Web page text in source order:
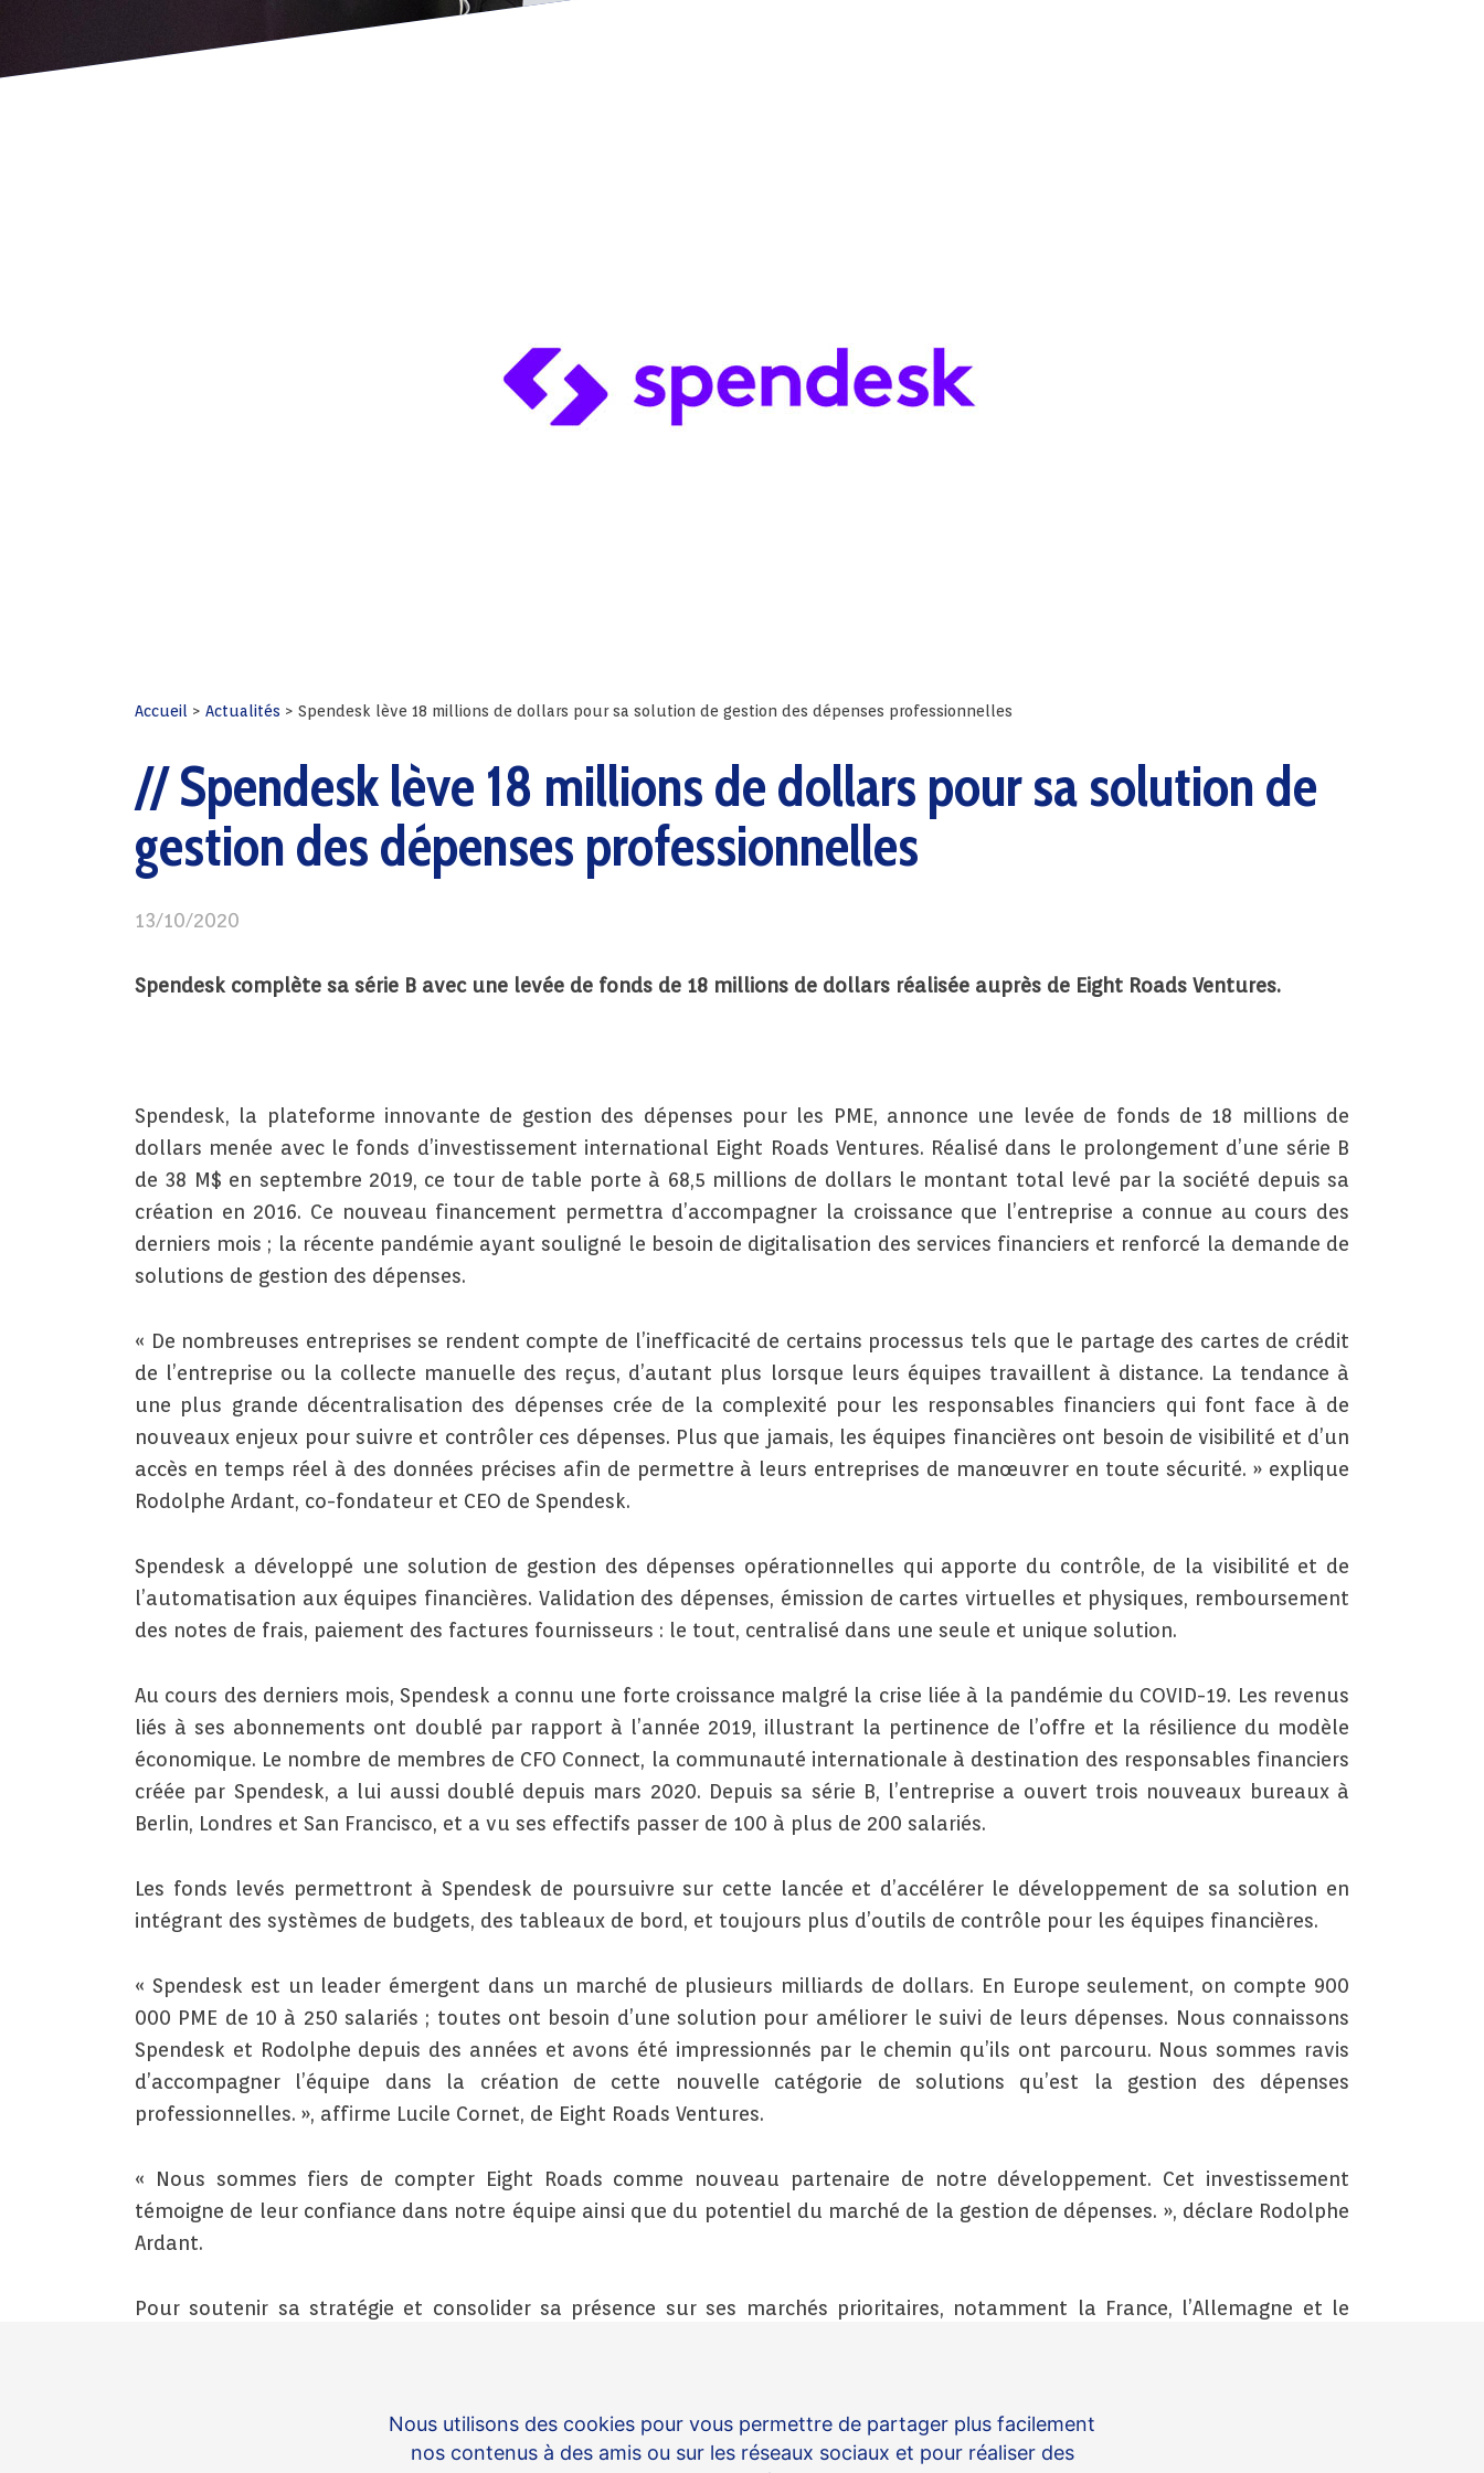
Accueil > Actualités > Spendesk lève 18 millions de dollars pour sa solution de gestion des dépenses professionnelles
Spendesk lève 18 millions de dollars pour sa solution de
gestion des dépenses professionnelles
13/10/2020
Spendesk complète sa série B avec une levée de fonds de 18 millions de dollars réalisée auprès de Eight Roads Ventures.
Spendesk, la plateforme innovante de gestion des dépenses pour les PME, annonce une levée de fonds de 18 millions de
dollars menée avec le fonds d’investissement international Eight Roads Ventures. Réalisé dans le prolongement d’une série B
de 38 M$ en septembre 2019, ce tour de table porte à 68,5 millions de dollars le montant total levé par la société depuis sa
création en 2016. Ce nouveau financement permettra d’accompagner la croissance que l’entreprise a connue au cours des
derniers mois ; la récente pandémie ayant souligné le besoin de digitalisation des services financiers et renforcé la demande de
solutions de gestion des dépenses.
« De nombreuses entreprises se rendent compte de l’inefficacité de certains processus tels que le partage des cartes de crédit
de l’entreprise ou la collecte manuelle des reçus, d’autant plus lorsque leurs équipes travaillent à distance. La tendance à
une plus grande décentralisation des dépenses crée de la complexité pour les responsables financiers qui font face à de
nouveaux enjeux pour suivre et contrôler ces dépenses. Plus que jamais, les équipes financières ont besoin de visibilité et d’un
accès en temps réel à des données précises afin de permettre à leurs entreprises de manœuvrer en toute sécurité. » explique
Rodolphe Ardant, co-fondateur et CEO de Spendesk.
Spendesk a développé une solution de gestion des dépenses opérationnelles qui apporte du contrôle, de la visibilité et de
l’automatisation aux équipes financières. Validation des dépenses, émission de cartes virtuelles et physiques, remboursement
des notes de frais, paiement des factures fournisseurs : le tout, centralisé dans une seule et unique solution.
Au cours des derniers mois, Spendesk a connu une forte croissance malgré la crise liée à la pandémie du COVID-19. Les revenus
liés à ses abonnements ont doublé par rapport à l’année 2019, illustrant la pertinence de l’offre et la résilience du modèle
économique. Le nombre de membres de CFO Connect, la communauté internationale à destination des responsables financiers
créée par Spendesk, a lui aussi doublé depuis mars 2020. Depuis sa série B, l’entreprise a ouvert trois nouveaux bureaux à
Berlin, Londres et San Francisco, et a vu ses effectifs passer de 100 à plus de 200 salariés.
Les fonds levés permettront à Spendesk de poursuivre sur cette lancée et d’accélérer le développement de sa solution en
intégrant des systèmes de budgets, des tableaux de bord, et toujours plus d’outils de contrôle pour les équipes financières.
« Spendesk est un leader émergent dans un marché de plusieurs milliards de dollars. En Europe seulement, on compte 900
000 PME de 10 à 250 salariés ; toutes ont besoin d’une solution pour améliorer le suivi de leurs dépenses. Nous connaissons
Spendesk et Rodolphe depuis des années et avons été impressionnés par le chemin qu’ils ont parcouru. Nous sommes ravis
d’accompagner l’équipe dans la création de cette nouvelle catégorie de solutions qu’est la gestion des dépenses
professionnelles. », affirme Lucile Cornet, de Eight Roads Ventures.
« Nous sommes fiers de compter Eight Roads comme nouveau partenaire de notre développement. Cet investissement
témoigne de leur confiance dans notre équipe ainsi que du potentiel du marché de la gestion de dépenses. », déclare Rodolphe
Ardant.
Pour soutenir sa stratégie et consolider sa présence sur ses marchés prioritaires, notamment la France, l’Allemagne et le
Nous utilisons des cookies pour vous permettre de partager plus facilement
nos contenus à des amis ou sur les réseaux sociaux et pour réaliser des